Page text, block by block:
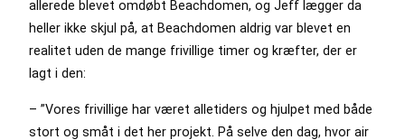
allerede blevet omdøbt Beachdomen, og Jeff lægger da
heller ikke skjul på, at Beachdomen aldrig var blevet en
realitet uden de mange frivillige timer og kræfter, der er
lagt i den:
– ”Vores frivillige har været alletiders og hjulpet med både
stort og småt i det her projekt. På selve den dag, hvor air